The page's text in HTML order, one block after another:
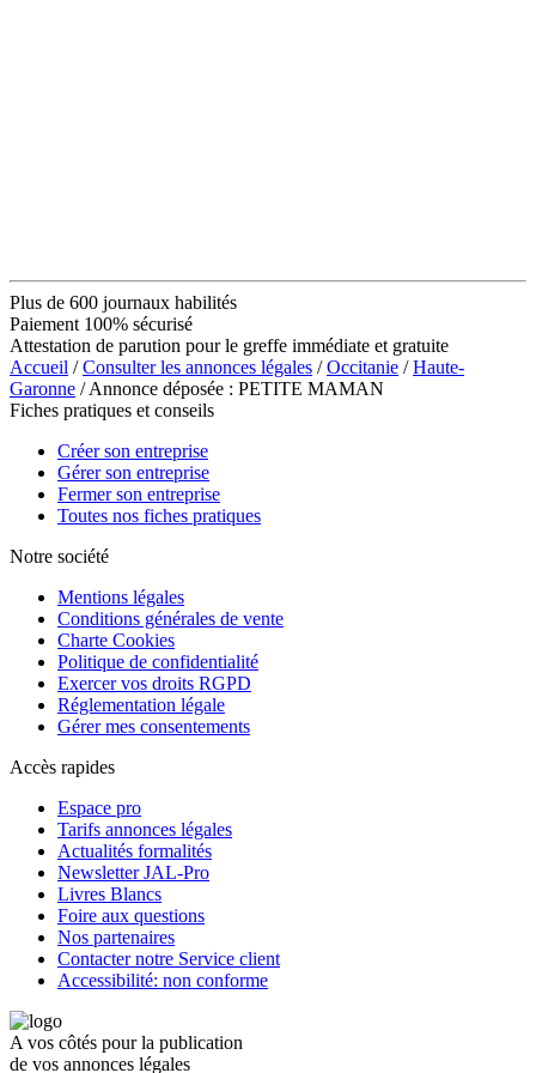
Plus de 600 journaux habilités
Paiement 100% sécurisé
Attestation de parution pour le greffe immédiate et gratuite
Accueil /Consulter les annonces légales /Occitanie /Haute-
Garonne / Annonce déposée : PETITE MAMAN
Fiches pratiques et conseils
Créer son entreprise
Gérer son entreprise
Fermer son entreprise
Toutes nos fiches pratiques
Notre société
Mentions légales
Conditions générales de vente
Charte Cookies
Politique de confidentialité
Exercer vos droits RGPD
Réglementation légale
Gérer mes consentements
Accès rapides
Espace pro
Tarifs annonces légales
Actualités formalités
Newsletter JAL-Pro
Livres Blancs
Foire aux questions
Nos partenaires
Contacter notre Service client
Accessibilité: non conforme
A vos côtés pour la publication
de vos annonces légales